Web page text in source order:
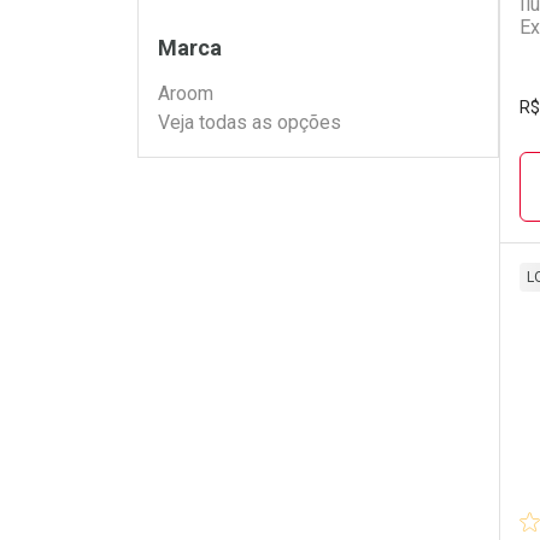
R$
Filtros
Marca
Aroom
Veja todas as opções